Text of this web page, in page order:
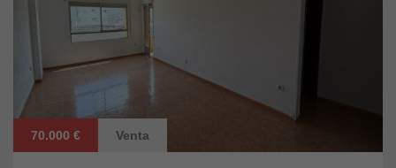
70.000 € Venta